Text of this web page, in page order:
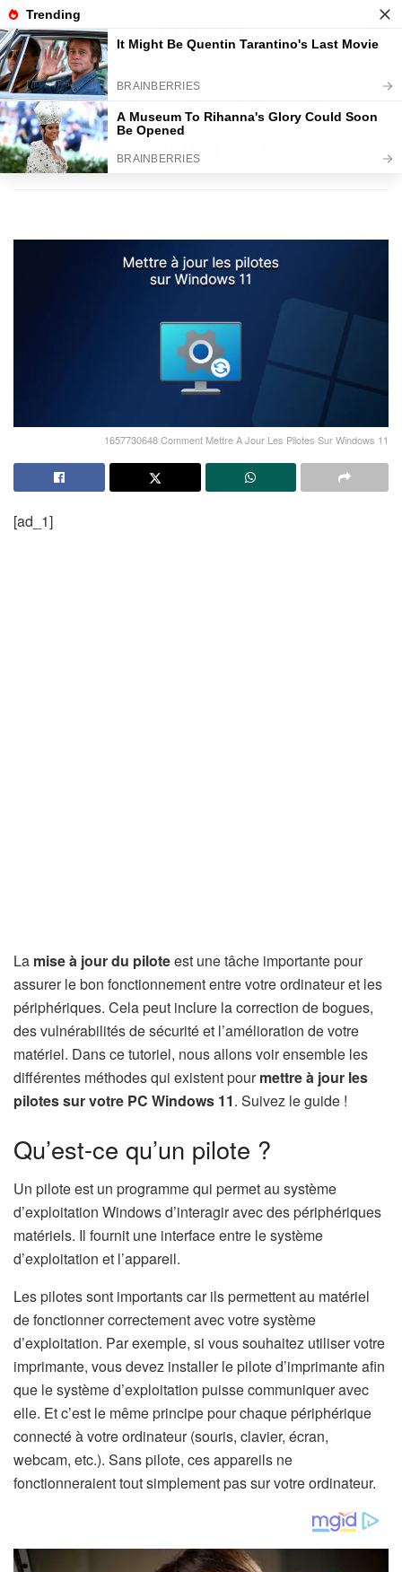
Home COMMENT FAIRE
Comment mettre à jour les
pilotes sur Windows 11 ?
1657730648 Comment Mettre A Jour Les Pilotes Sur Windows 11
[ad_1]
La mise à jour du piloteest une tâche importante pour
assurer le bon fonctionnement entre votre ordinateur et les
périphériques. Cela peut inclure la correction de bogues,
des vulnérabilités de sécurité et l’amélioration de votre
matériel. Dans ce tutoriel, nous allons voir ensemble les
différentes méthodes qui existent pourmettre à jour les
pilotes sur votre PC Windows 11. Suivez le guide !
Qu’est-ce qu’un pilote ?
Un pilote est un programme qui permet au système
d’exploitation Windows d’interagir avec des périphériques
matériels. Il fournit une interface entre le système
d’exploitation et l’appareil.
Les pilotes sont importants car ils permettent au matériel
de fonctionner correctement avec votre système
d’exploitation. Par exemple, si vous souhaitez utiliser votre
imprimante, vous devez installer le pilote d’imprimante afin
que le système d’exploitation puisse communiquer avec
elle. Et c’est le même principe pour chaque périphérique
connecté à votre ordinateur (souris, clavier, écran,
webcam, etc.). Sans pilote, ces appareils ne
fonctionneraient tout simplement pas sur votre ordinateur.